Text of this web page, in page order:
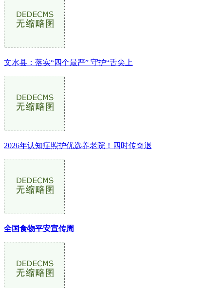
文水县：落实“四个最严” 守护“舌尖上
2026年认知症照护优选养老院！四时传奇退
全国食物平安宣传周